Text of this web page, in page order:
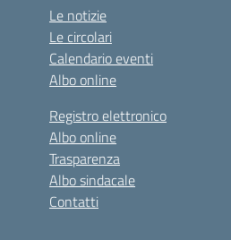
Le notizie
Le circolari
Calendario eventi
Albo online
Registro elettronico
Albo online
Trasparenza
Albo sindacale
Contatti